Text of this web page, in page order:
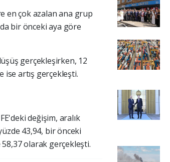
ençokazalanana grup
biröncekiaya göre
gerçekleşirken, 12
ise artış gerçekleşti.
değişim, aralık
43,94, birönceki
58,37olarak gerçekleşti.